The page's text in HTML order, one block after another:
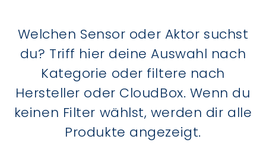
Welchen Sensor oder Aktor suchst
du? Triff hier deine Auswahl nach
Kategorie oder filtere nach
Hersteller oder CloudBox. Wenn du
keinen Filter wählst, werden dir alle
Produkte angezeigt.